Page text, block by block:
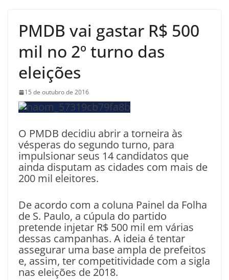
PMDB vai gastar R$ 500
mil no 2º turno das
eleições
15 de outubro de 2016
O PMDB decidiu abrir a torneira às
vésperas do segundo turno, para
impulsionar seus 14 candidatos que
ainda disputam as cidades com mais de
200 mil eleitores.
De acordo com a coluna Painel da Folha
de S. Paulo, a cúpula do partido
pretende injetar R$ 500 mil em várias
dessas campanhas. A ideia é tentar
assegurar uma base ampla de prefeitos
e, assim, ter competitividade com a sigla
nas eleições de 2018.